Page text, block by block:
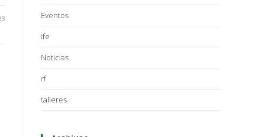
Eventos
ife
Noticias
rf
talleres